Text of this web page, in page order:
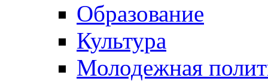
Образование
Культура
Молодежная